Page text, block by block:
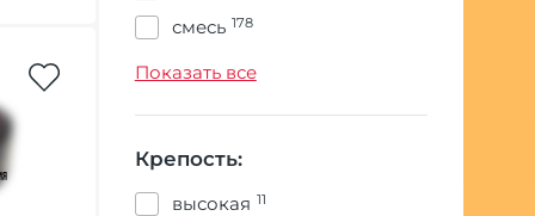
смесь 178
табак
Показать все
Крепость:
высокая 11